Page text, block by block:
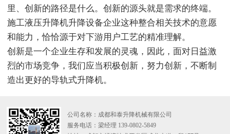
里、创新的路径是什么。创新的源头就是需求的终端。
施工液压升降机升降设备企业这种整合相关技术的意愿
和能力，恰恰源于对下游用户工艺的精准理解。
创新是一个企业生存和发展的灵魂，因此，面对日益激
烈的市场竞争，我们应当积极创新，努力创新，不断制
造出更好的导轨式升降机。
公司名称：成都和泰升降机械有限公司
服务电话：梁经理 139-0802-5849